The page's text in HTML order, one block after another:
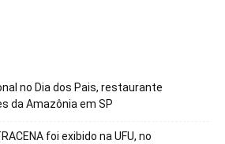
no Dia dos Pais, restaurante
da Amazônia em SP
foi exibido na UFU, no